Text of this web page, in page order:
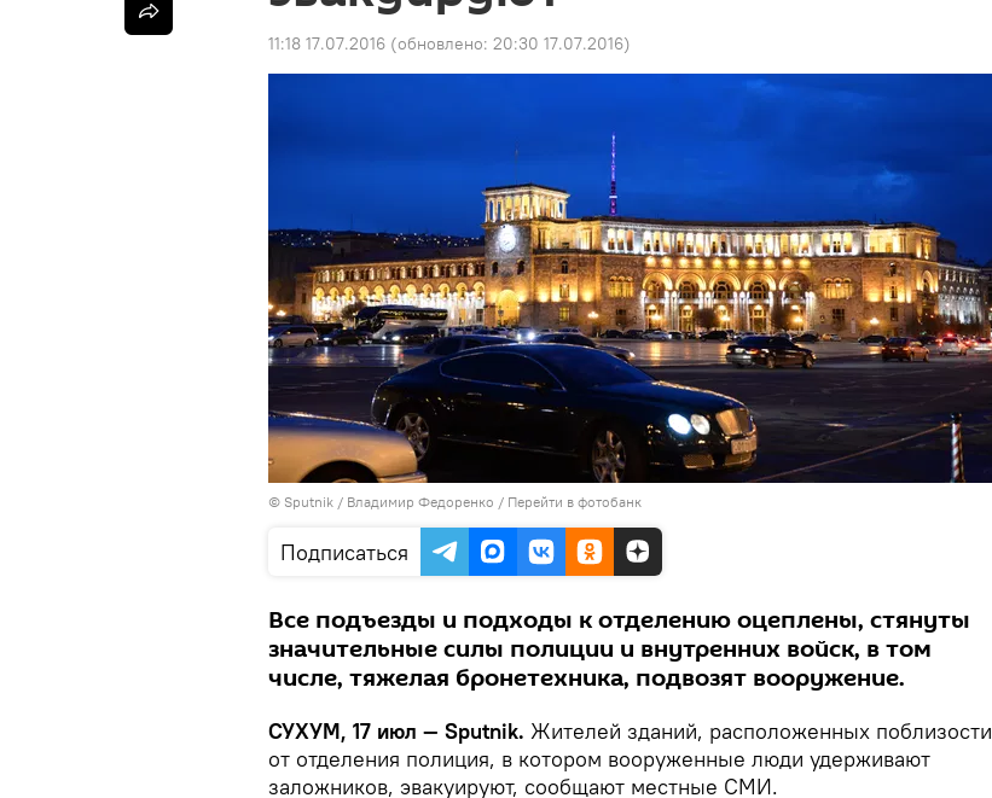
11:18 17.07.2016 (обновлено: 20:30 17.07.2016)
© Sputnik / Владимир Федоренко / Перейти в фотобанк
Подписаться
Все подъезды и подходы к отделению оцеплены, стянуты
значительные силы полиции и внутренних войск, в том
числе, тяжелая бронетехника, подвозят вооружение.
СУХУМ, 17 июл — Sputnik. Жителей зданий, расположенных поблизости
от отделения полиция, в котором вооруженные люди удерживают
заложников, эвакуируют, сообщают местные СМИ.